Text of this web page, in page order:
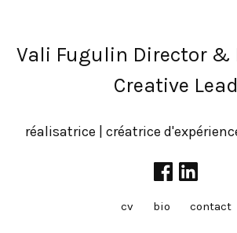
Vali Fugulin Director &
Creative Lead
réalisatrice | créatrice
cv bio contact